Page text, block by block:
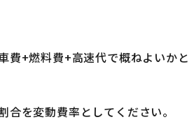
費+燃料費+高速代で概ねよいかと
合を変動費率としてください。